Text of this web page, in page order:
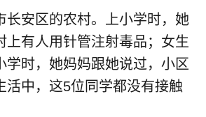
长安区的农村。上小学时，她
上有人用针管注射毒品；女生
学时，她妈妈跟她说过，小区
活中，这5位同学都没有接触